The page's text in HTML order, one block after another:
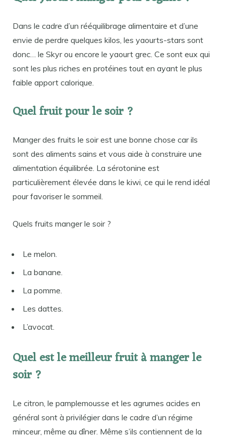
Dans le cadre d’un rééquilibrage alimentaire et d’une
envie de perdre quelques kilos, les yaourts-stars sont
donc… le Skyr ou encore le yaourt grec. Ce sont eux qui
sont les plus riches en protéines tout en ayant le plus
faible apport calorique.
Quel fruit pour le soir ?
Manger des fruits le soir est une bonne chose car ils
sont des aliments sains et vous aide à construire une
alimentation équilibrée. La sérotonine est
particulièrement élevée dans le kiwi, ce qui le rend idéal
pour favoriser le sommeil.
Quels fruits manger le soir ?
Le melon.
La banane.
La pomme.
Les dattes.
L’avocat.
Quel est le meilleur fruit à manger le
soir ?
Le citron, le pamplemousse et les agrumes acides en
général sont à privilégier dans le cadre d’un régime
minceur, même au dîner. Même s’ils contiennent de la